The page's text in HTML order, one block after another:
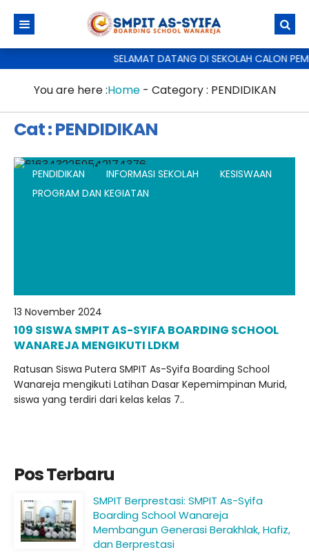
SELAMAT DATANG DI SEKOLAH CALON
You are here :Home- Category : PENDIDIKAN
Cat : PENDIDIKAN
PENDIDIKAN INFORMASI SEKOLAH
KESISWAAN
PROGRAM DAN KEGIATAN
13 November 2024
109 SISWA SMPIT AS-SYIFA BOARDING SCHOOL
WANAREJA MENGIKUTI LDKM
Ratusan Siswa Putera SMPIT As-Syifa Boarding School
Wanareja mengikuti Latihan Dasar Kepemimpinan Murid,
siswa yang terdiri dari kelas kelas 7..
Pos Terbaru
SMPIT Berprestasi: SMPIT As-Syifa
Boarding School Wanareja
Membangun Generasi Berakhlak, Hafiz,
dan Berprestasi